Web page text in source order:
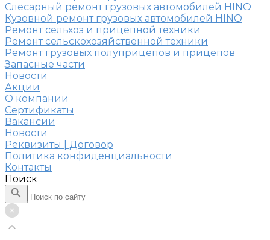
Слесарный ремонт грузовых автомобилей HINO
Кузовной ремонт грузовых автомобилей HINO
Ремонт сельхоз и прицепной техники
Ремонт сельскохозяйственной техники
Ремонт грузовых полуприцепов и прицепов
Запасные части
Новости
Акции
О компании
Сертификаты
Вакансии
Новости
Реквизиты | Договор
Политика конфиденциальности
Контакты
Поиск